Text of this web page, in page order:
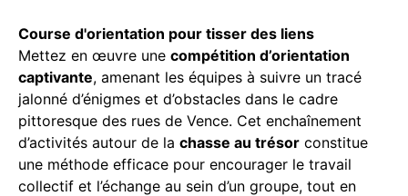
Course d'orientation pour tisser des liens
Mettez en œuvre une compétition d’orientation
captivante, amenant les équipes à suivre un tracé
jalonné d’énigmes et d’obstacles dans le cadre
pittoresque des rues de Vence. Cet enchaînement
d’activités autour de la chasse au trésor constitue
une méthode efficace pour encourager le travail
collectif et l’échange au sein d’un groupe, tout en